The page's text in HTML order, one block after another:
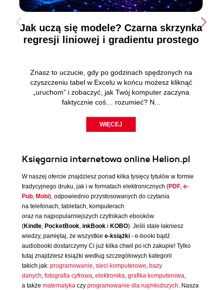
Jak uczą się modele? Czarna skrzynka
regresji liniowej i gradientu prostego
Znasz to uczucie, gdy po godzinach spędzonych na
czyszczeniu tabel w Excelu w końcu możesz kliknąć
„uruchom” i zobaczyć, jak Twój komputer zaczyna
faktycznie coś… rozumieć? N...
WIĘCEJ
Księgarnia internetowa online Helion.pl
W naszej ofercie znajdziesz ponad kilka tysięcy tytułów w formie
tradycyjnego druku, jak i w formatach elektronicznych (PDF, e-
Pub, Mobi), odpowiednio przystosowanych do czytania
na telefonach, tabletach, komputerach
oraz na najpopularniejszych czytnikach ebooków
(Kindle, PocketBook, inkBook i KOBO). Jeśli stale łakniesz
wiedzy, pamiętaj, że wszystkie e-książki - e-booki bądź
audiobooki dostarczymy Ci już kilka chwil po ich zakupie! Tylko
tutaj znajdziesz książki według szczegółowych kategorii
takich jak: programowanie, sieci komputerowe, bazy
danych, fotografia cyfrowa, elektronika, grafika komputerowa,
a także matematyka czy programowanie dla najmłodszych. Nasza